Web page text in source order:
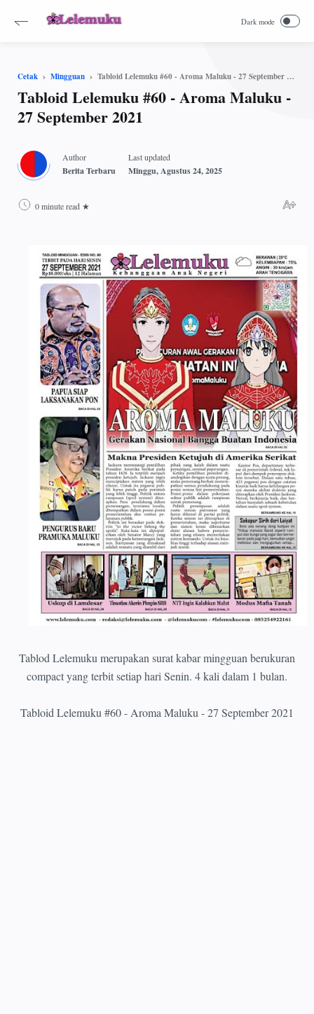
Cetak Mingguan Tabloid Lelemuku #60 - Aroma Maluku - 27 September 2021
Tabloid Lelemuku #60 - Aroma Maluku -
27 September 2021
0 minute read
Tablod Lelemuku merupakan surat kabar mingguan berukuran
compact yang terbit setiap hari Senin. 4 kali dalam 1 bulan.
Tabloid Lelemuku #60 - Aroma Maluku - 27 September 2021